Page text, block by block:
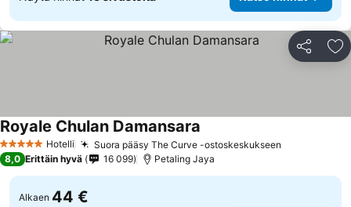
Jaa
5 Tähtiluokitus
Hotelli Suora pääsy The Curve -ostoskeskukseen
Royale Chulan Damansara
8,0 Erittäin hyvä 16 099 Petaling Jaya
Alkaen 44 €